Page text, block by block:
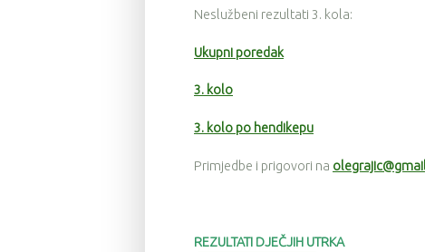
Neslužbeni rezultati 3. kola:
Ukupni poredak
3. kolo
3. kolo po hendikepu
Primjedbe i prigovori na
REZULTATI DJEČJIH UTRKA